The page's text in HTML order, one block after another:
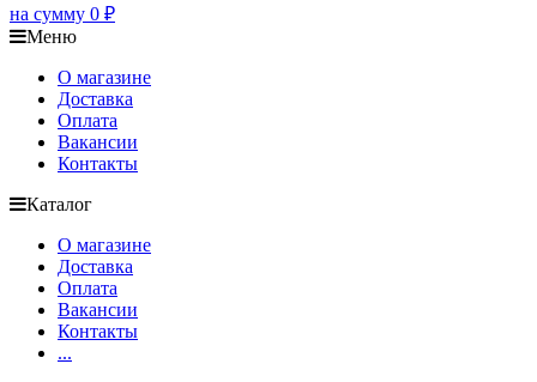
на сумму 0 ₽
Меню
О магазине
Доставка
Оплата
Вакансии
Контакты
Каталог
О магазине
Доставка
Оплата
Вакансии
Контакты
...